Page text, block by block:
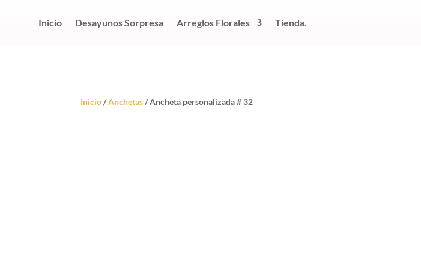
Inicio Desayunos Sorpresa Arreglos Florales Tienda.
Inicio/Anchetas/ Ancheta personalizada # 32